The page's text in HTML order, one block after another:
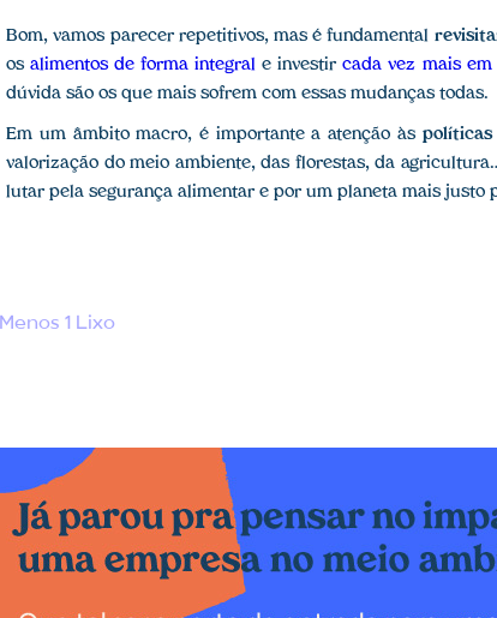
Bom, vamos parecer repetitivos, mas é fundamental
osalimentos de forma integral e investircada vez mais em
dúvida são os que mais sofrem com essas mudanças todas.
Em um âmbito macro, é importante a atenção às políticas
valorização do meio ambiente, das florestas, da
lutar pela segurança alimentar e por um planeta mais justo
Menos 1 Lixo